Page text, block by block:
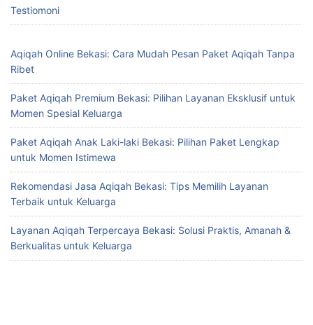
Testiomoni
Aqiqah Online Bekasi: Cara Mudah Pesan Paket Aqiqah Tanpa
Ribet
Paket Aqiqah Premium Bekasi: Pilihan Layanan Eksklusif untuk
Momen Spesial Keluarga
Paket Aqiqah Anak Laki-laki Bekasi: Pilihan Paket Lengkap
untuk Momen Istimewa
Rekomendasi Jasa Aqiqah Bekasi: Tips Memilih Layanan
Terbaik untuk Keluarga
Layanan Aqiqah Terpercaya Bekasi: Solusi Praktis, Amanah &
Berkualitas untuk Keluarga